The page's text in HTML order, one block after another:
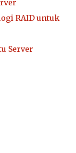
RAID untuk
Server